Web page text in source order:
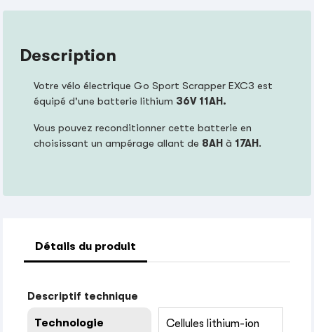
Description
Votre vélo électrique Go Sport Scrapper EXC3 est
équipé d'une batterie lithium 36V 11AH.
Vous pouvez reconditionner cette batterie en
choisissant un ampérage allant de 8AH à 17AH.
Détails du produit
Descriptif technique
Technologie Cellules lithium-ion